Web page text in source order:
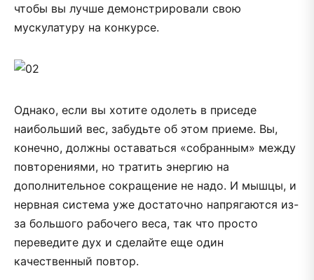
чтобы вы лучше демонстрировали свою
мускулатуру на конкурсе.
Однако, если вы хотите одолеть в приседе
наибольший вес, забудьте об этом приеме. Вы,
конечно, должны оставаться «собранным» между
повторениями, но тратить энергию на
дополнительное сокращение не надо. И мышцы, и
нервная система уже достаточно напрягаются из-
за большого рабочего веса, так что просто
переведите дух и сделайте еще один
качественный повтор.